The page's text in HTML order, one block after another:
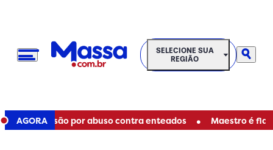
SELECIONE SUA REGIÃO
SELECIONE SUA
REGIÃO
AGORA
de prisão por abuso contra enteados • Maestro é